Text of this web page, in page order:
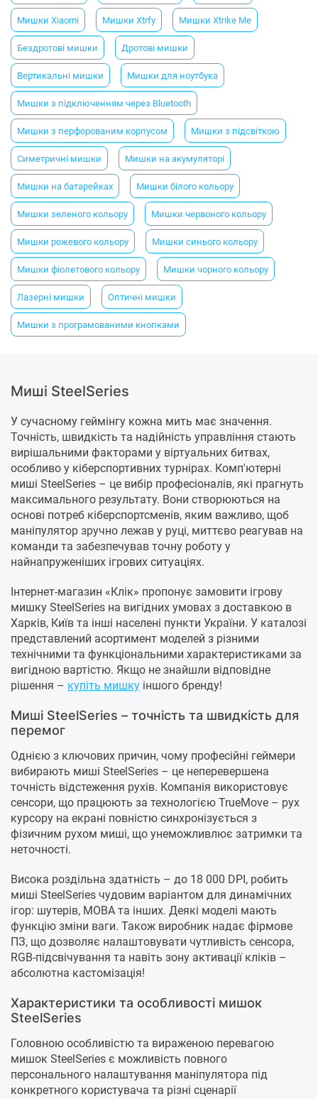
Мишки Xiaomi Мишки Xtrfy Мишки Xtrike Me
Бездротові мишки Дротові мишки
Вертикальні мишки Мишки для ноутбука
Мишки з підключенням через Bluetooth
Мишки з перфорованим корпусом Мишки з підсвіткою
Симетричні мишки Мишки на акумуляторі
Мишки на батарейках Мишки білого кольору
Мишки зеленого кольору Мишки червоного кольору
Мишки рожевого кольору Мишки синього кольору
Мишки фіолетового кольору Мишки чорного кольору
Лазерні мишки Оптичні мишки
Мишки з програмованими кнопками
Миші SteelSeries
У сучасному геймінгу кожна мить має значення.
Точність, швидкість та надійність управління стають
вирішальними факторами у віртуальних битвах,
особливо у кіберспортивних турнірах. Комп'ютерні
миші SteelSeries – це вибір професіоналів, які прагнуть
максимального результату. Вони створюються на
основі потреб кіберспортсменів, яким важливо, щоб
маніпулятор зручно лежав у руці, миттєво реагував на
команди та забезпечував точну роботу у
найнапруженіших ігрових ситуаціях.
Інтернет-магазин «Клік» пропонує замовити ігрову
мишку SteelSeries на вигідних умовах з доставкою в
Харків, Київ та інші населені пункти України. У каталозі
представлений асортимент моделей з різними
технічними та функціональними характеристиками за
вигідною вартістю. Якщо не знайшли відповідне
рішення – купіть мишку іншого бренду!
Миші SteelSeries – точність та швидкість для
перемог
Однією з ключових причин, чому професійні геймери
вибирають миші SteelSeries – це неперевершена
точність відстеження рухів. Компанія використовує
сенсори, що працюють за технологією TrueMove – рух
курсору на екрані повністю синхронізується з
фізичним рухом миші, що унеможливлює затримки та
неточності.
Висока роздільна здатність – до 18 000 DPI, робить
миші SteelSeries чудовим варіантом для динамічних
ігор: шутерів, MOBA та інших. Деякі моделі мають
функцію зміни ваги. Також виробник надає фірмове
ПЗ, що дозволяє налаштовувати чутливість сенсора,
RGB-підсвічування та навіть зону активації кліків –
абсолютна кастомізація!
Характеристики та особливості мишок
SteelSeries
Головною особливістю та вираженою перевагою
мишок SteelSeries є можливість повного
персонального налаштування маніпулятора під
конкретного користувача та різні сценарії